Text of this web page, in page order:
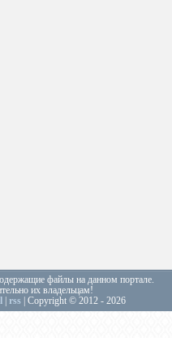
файлы на данном портале.
их владельцам!
rss | Copyright © 2012 - 2026